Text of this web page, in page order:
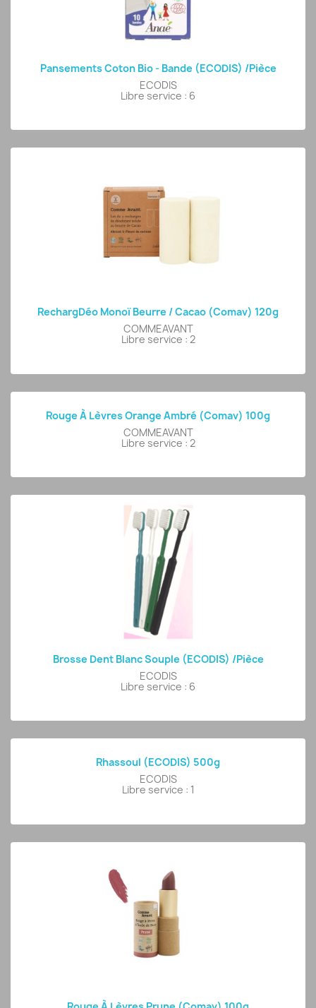
Pansements Coton Bio - Bande (ECODIS) /pièce
ECODIS
Libre service : 6
RechargDéo Monoï Beurre / Cacao (comav) 120g
COMMEAVANT
Libre service : 2
Rouge À Lèvres Orange Ambré (comav) 100g
COMMEAVANT
Libre service : 2
Brosse Dent Blanc Souple (ECODIS) /pièce
ECODIS
Libre service : 6
Rhassoul (ECODIS) 500g
ECODIS
Libre service : 1